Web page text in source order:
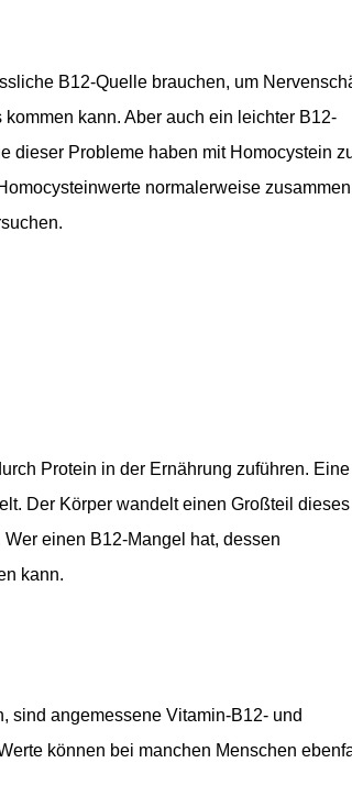
B12-Quelle brauchen, um
kann. Aber auch ein leichter B12-
dieser Probleme haben mit Homocystein
normalerweise zusammen
Protein in der Ernährung zuführen. Eine
Der Körper wandelt einen Großteil dieses
einen B12-Mangel hat, dessen
kann.
sind angemessene Vitamin-B12- und
können bei manchen Menschen